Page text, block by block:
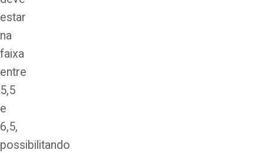
estar
na
faixa
entre
5,5
e
6,5,
possibilitando